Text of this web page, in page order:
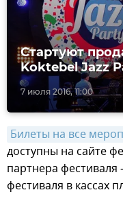
7 июля 2016, 11:00
Стартуют
Koktebel Jazz
Билеты на все
доступны на сайте
партнера
фестиваля в кассах